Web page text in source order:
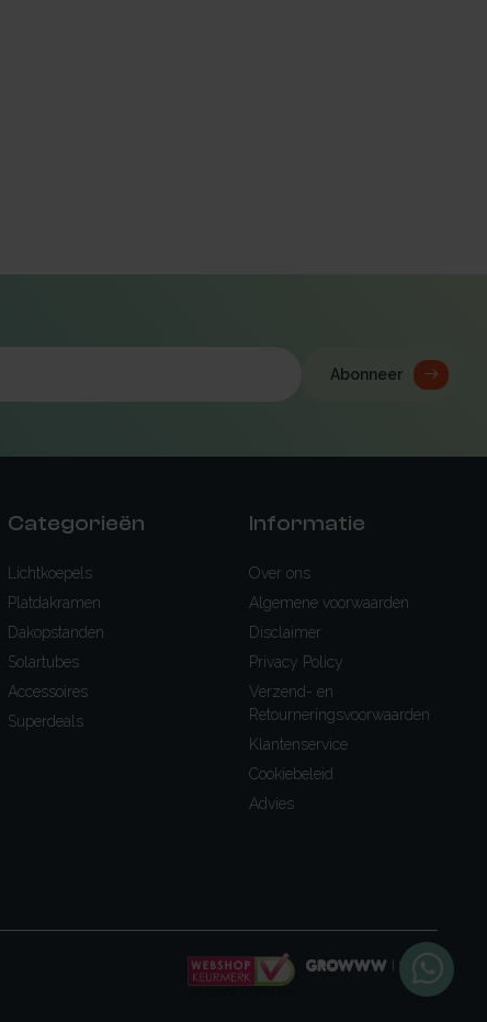
Abonneer
Categorieën
Lichtkoepels
Platdakramen
Dakopstanden
Solartubes
Accessoires
Superdeals
Informatie
Over ons
Algemene voorwaarden
Disclaimer
Privacy Policy
Verzend- en
Retourneringsvoorwaarden
Klantenservice
Cookiebeleid
Advies